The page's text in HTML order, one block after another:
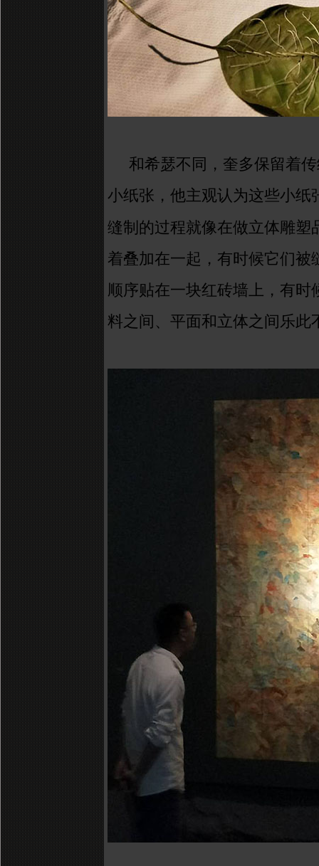
和希瑟不同，奎多保留着
小纸张，他主观认为这些小
缝制的过程就像在做立体雕
着叠加在一起，有时候它们
顺序贴在一块红砖墙上，有
料之间、平面和立体之间乐